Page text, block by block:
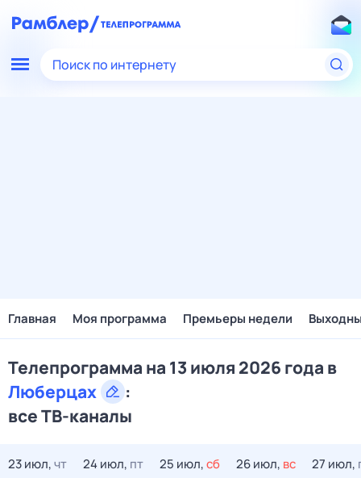
Поиск по интернету
Главная Моя программа Премьеры недели
Телепрограмма на 13 июля 2026 года в
Люберцах
:
все ТВ-каналы
23 июл,чт 24 июл, пт 25 июл,сб 26 июл, вс 27 июл,